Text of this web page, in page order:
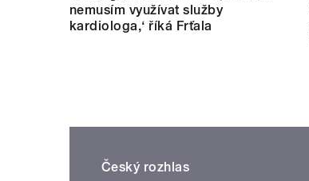
nemusím využívat služby
kardiologa,‘ říká Frťala
Český rozhlas